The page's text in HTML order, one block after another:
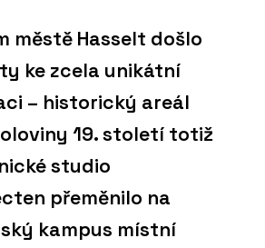
městě Hasselt došlo
ke zcela unikátní
– historický areál
19. století totiž
studio
přeměnilo na
kampus místní